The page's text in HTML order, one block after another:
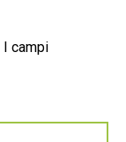
I campi